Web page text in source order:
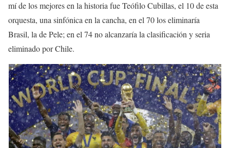
mí de los mejores en la historia fue Teófilo Cubillas, el 10 de esta
orquesta, una sinfónica en la cancha, en el 70 los eliminaría
Brasil, la de Pele; en el 74 no alcanzaría la clasificación y seria
eliminado por Chile.